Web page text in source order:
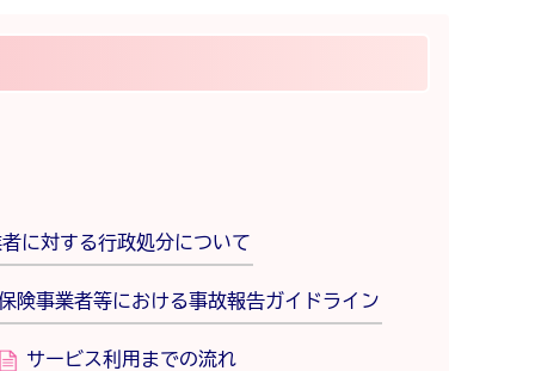
に対する行政処分について
険事業者等における事故報告ガイドライン
サービス利用までの流れ